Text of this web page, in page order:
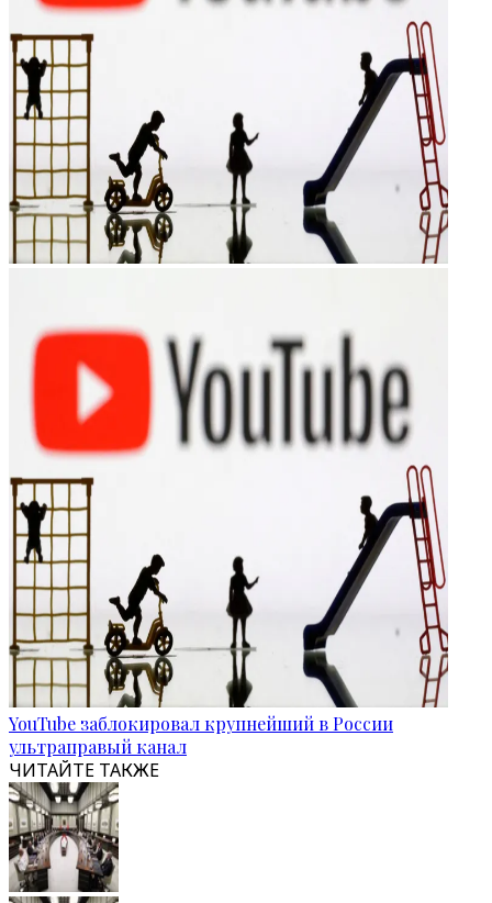
YouTube заблокировал крупнейший в России
ультраправый канал
ЧИТАЙТЕ ТАКЖЕ